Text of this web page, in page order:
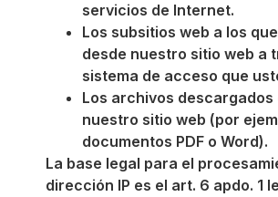
servicios de Internet.
Los subsitios web a los
desde nuestro sitio web a
sistema de acceso que
Los archivos descargados
nuestro sitio web (por
documentos PDF o Word).
La base legal para el
dirección IP es el art. 6 apdo. 1